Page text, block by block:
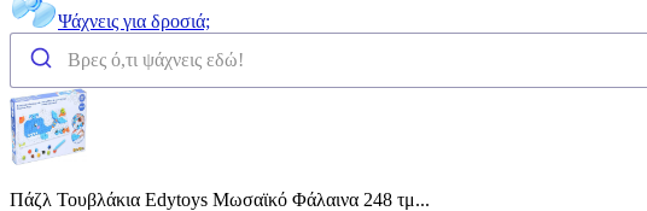
Ψάχνεις για δροσιά;
Πάζλ Τουβλάκια Edytoys Μωσαϊκό Φάλαινα 248 τμ...